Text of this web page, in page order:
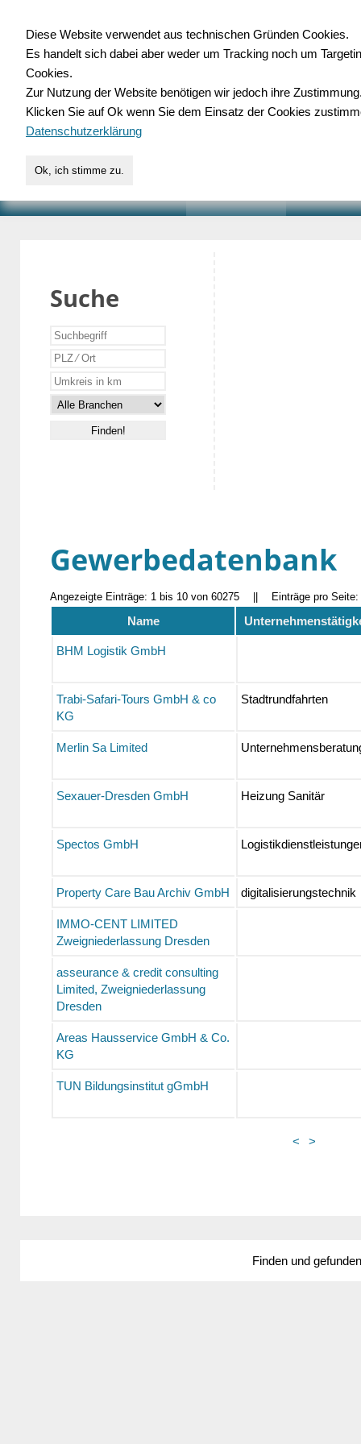
für Handwerk,
Suche
Gewerbedatenbank
Angezeigte Einträge: 1 bis 10 von 60275 Einträge pro Seite:
Name
BHM Logistik GmbH
Trabi-Safari-Tours GmbH & co
KG
Stadtrundfahrten
Merlin Sa Limited
Sexauer-Dresden GmbH Heizung Sanitär
Spectos GmbH
Property Care Bau Archiv GmbH digitalisierungstechnik
IMMO-CENT LIMITED
Zweigniederlassung Dresden
asseurance & credit consulting
Limited, Zweigniederlassung
Dresden
Areas Hausservice GmbH & Co.
KG
TUN Bildungsinstitut gGmbH
< >
Finden und
Diese Website verwendet aus technischen Gründen Cookies.
Es handelt sich dabei aber weder um Tracking noch um
Cookies.
Zur Nutzung der Website benötigen wir jedoch ihre
Klicken Sie auf Ok wenn Sie dem Einsatz der Cookies
Datenschutzerklärung
Ok, ich stimme zu.